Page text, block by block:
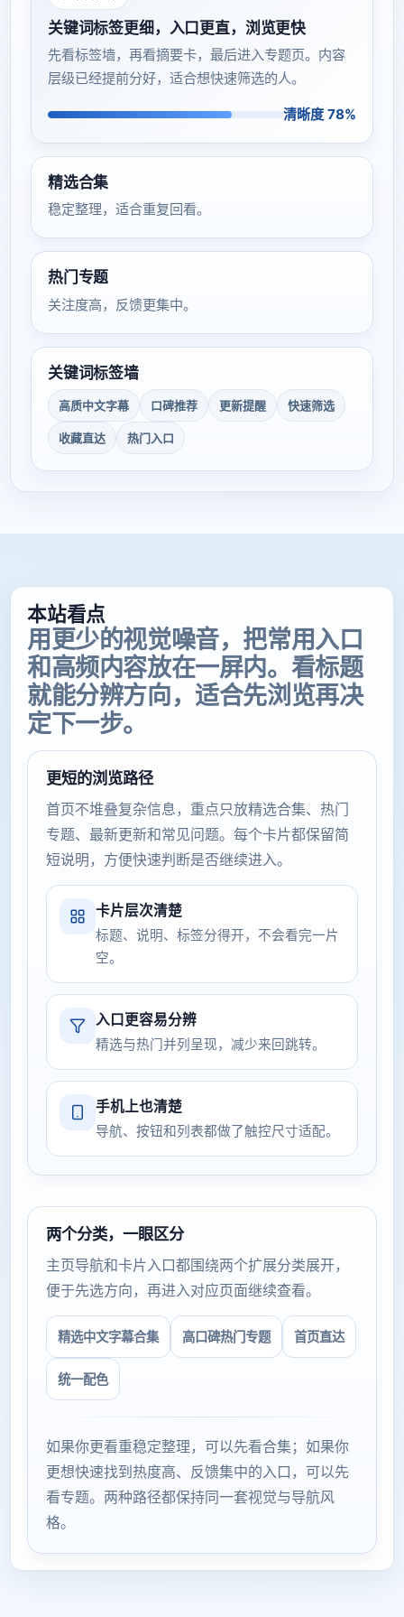
关键词标签更细，入口更直，浏览更快
先看标签墙，再看摘要卡，最后进入专题页。内容
层级已经提前分好，适合想快速筛选的人。
清晰度 78%
精选合集
稳定整理，适合重复回看。
热门专题
关注度高，反馈更集中。
关键词标签墙
高质中文字幕 口碑推荐 更新提醒 快速筛选
收藏直达 热门入口
本站看点
用更少的视觉噪音，把常用入口
和高频内容放在一屏内。看标题
就能分辨方向，适合先浏览再决
定下一步。
更短的浏览路径
首页不堆叠复杂信息，重点只放精选合集、热门
专题、最新更新和常见问题。每个卡片都保留简
短说明，方便快速判断是否继续进入。
卡片层次清楚
标题、说明、标签分得开，不会看完一片
空。
入口更容易分辨
精选与热门并列呈现，减少来回跳转。
手机上也清楚
导航、按钮和列表都做了触控尺寸适配。
两个分类，一眼区分
主页导航和卡片入口都围绕两个扩展分类展开，
便于先选方向，再进入对应页面继续查看。
精选中文字幕合集 高口碑热门专题 首页直达
统一配色
如果你更看重稳定整理，可以先看合集；如果你
更想快速找到热度高、反馈集中的入口，可以先
看专题。两种路径都保持同一套视觉与导航风
格。